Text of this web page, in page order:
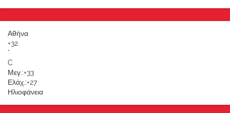
Αθήνα
+32
°
C
Μεγ.:+33
Ελάχ.:+27
Ηλιοφάνεια